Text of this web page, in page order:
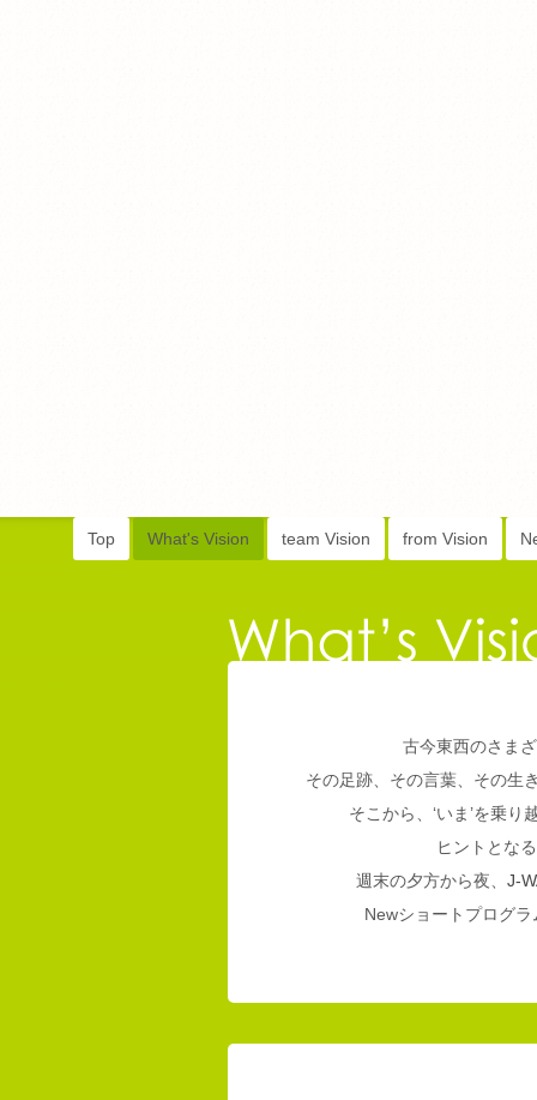
Top What's Vision team Vision from Vision
古今東西のさま
その足跡、その言葉、その生
そこから、‘いま’を乗
ヒントとな
週末の夕方から夜、 J-
Newショートプログ